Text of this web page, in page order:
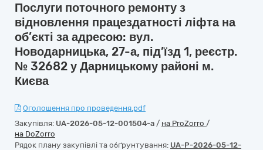
Послуги поточного ремонту з
відновлення працездатності ліфта на
об’єкті за адресою: вул.
Новодарницька, 27-а, під’їзд 1, реєстр.
№ 32682 у Дарницькому районі м.
Києва
Оголошення про проведення.pdf
Закупівля: UA-2026-05-12-001504-a / на ProZorro /
на DoZorro
Рядок плану закупівлі та обґрунтування: UA-P-2026-05-12-